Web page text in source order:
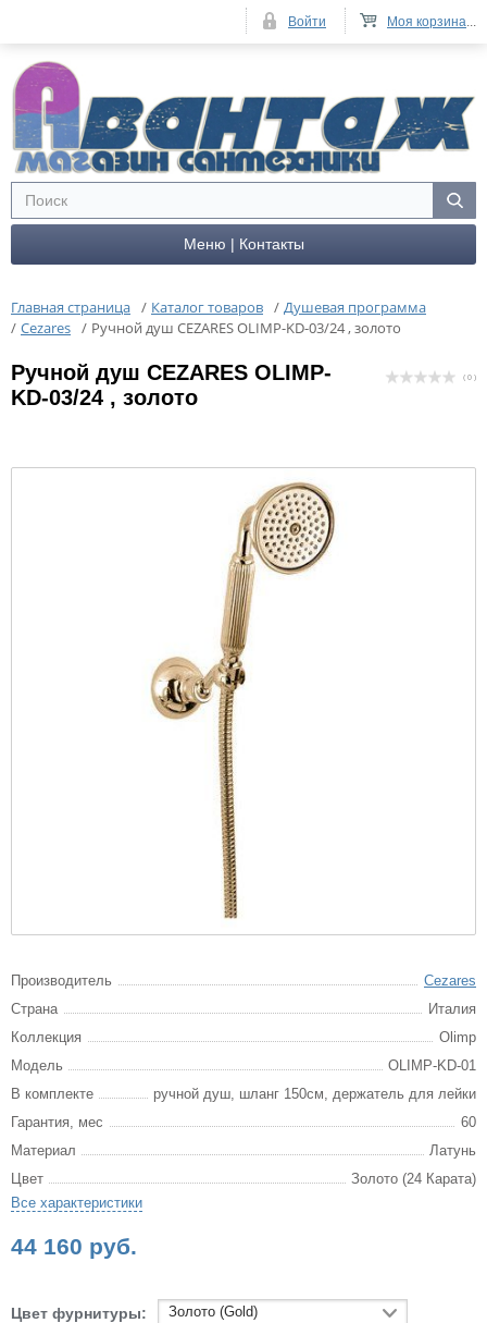
Меню | Контакты
Главная страница / Каталог товаров / Душевая программа
/ Cezares / Ручной душ CEZARES OLIMP-KD-03/24 , золото
Ручной душ CEZARES OLIMP-
KD-03/24 , золото
( 0 )
Производитель
Cezares
Страна
Италия
Коллекция
Olimp
Модель
OLIMP-KD-01
В комплекте
ручной душ, шланг 150см, держатель для лейки
Гарантия, мес
60
Материал
Латунь
Цвет
Золото (24 Карата)
Все характеристики
44 160 руб.
Цвет фурнитуры: Золото (Gold)
Моя корзина...
Войти